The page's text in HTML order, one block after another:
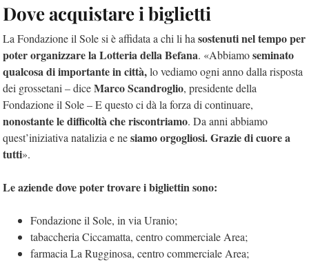
Dove acquistare i biglietti
La Fondazione il Sole si è affidata a chi li ha sostenuti nel tempo per
poter organizzare la Lotteria della Befana. «Abbiamoseminato
qualcosa di importante in città,lo vediamo ogni anno dalla risposta
dei grossetani – diceMarco Scandroglio, presidente della
Fondazione il Sole – E questo ci dà la forza di continuare,
nonostante le difficoltà che riscontriamo. Da anni abbiamo
quest’iniziativa natalizia e nesiamo orgogliosi. Grazie di cuore a
tutti».
Le aziende dove poter trovare i bigliettin sono:
Fondazione il Sole, in via Uranio;
tabaccheria Ciccamatta, centro commerciale Area;
farmacia La Rugginosa, centro commerciale Area;